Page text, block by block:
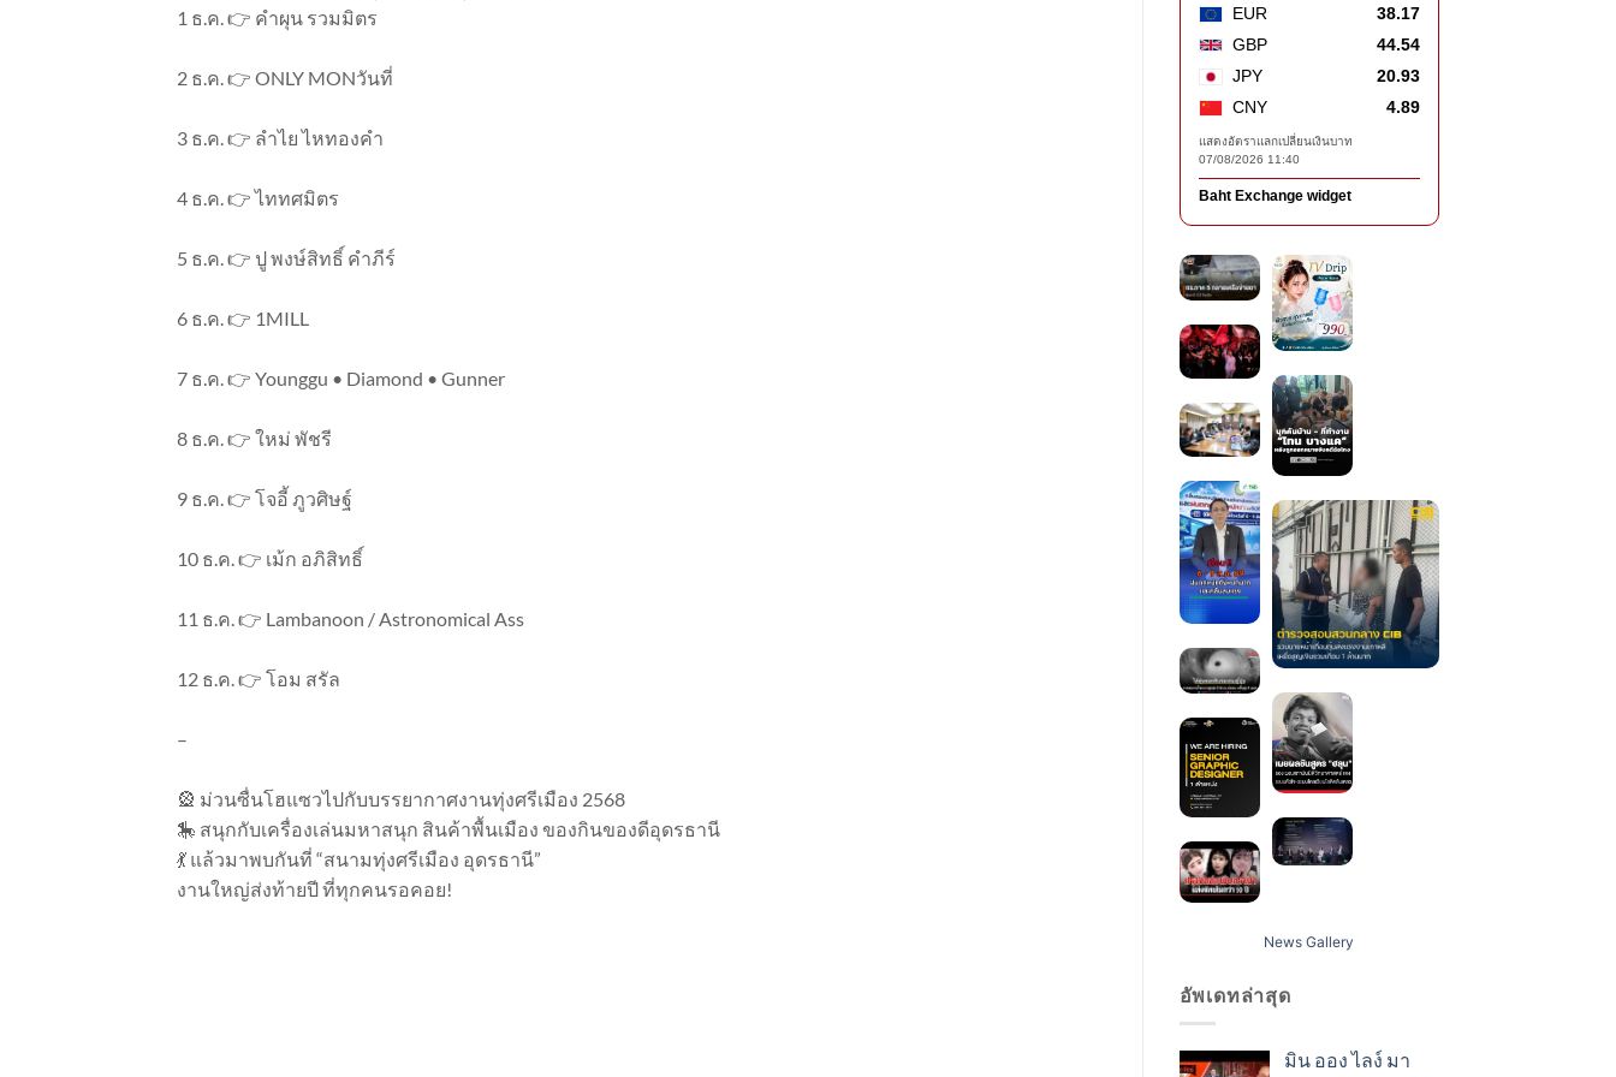
1 ธ.ค. 👉 คำผุน รวมมิตร
2 ธ.ค. 👉 ONLY MONวันที่
3 ธ.ค. 👉 ลำไย ไหทองคำ
4 ธ.ค. 👉 ไททศมิตร
5 ธ.ค. 👉 ปู พงษ์สิทธิ์ คำภีร์
6 ธ.ค. 👉 1MILL
7 ธ.ค. 👉 Younggu • Diamond • Gunner
8 ธ.ค. 👉 ใหม่ พัชรี
9 ธ.ค. 👉 โจอี้ ภูวศิษฐ์
10 ธ.ค. 👉 เม้ก อภิสิทธิ์
11 ธ.ค. 👉 Lambanoon / Astronomical Ass
12 ธ.ค. 👉 โอม สรัล
–
🎡 ม่วนซื่นโฮแซวไปกับบรรยากาศงานทุ่งศรีเมือง 2568
🎠 สนุกกับเครื่องเล่นมหาสนุก สินค้าพื้นเมือง ของกินของดีอุดรธานี
💃 แล้วมาพบกันที่ “สนามทุ่งศรีเมือง อุดรธานี”
งานใหญ่ส่งท้ายปี ที่ทุกคนรอคอย!
EUR
38.17
GBP
44.54
JPY
20.93
CNY
4.89
แสดงอัตราแลกเปลี่ยนเงินบาท
07/08/2026 11:40
Baht Exchange widget
News Gallery
อัพเดทล่าสุด
มิน ออง ไลง์ มา